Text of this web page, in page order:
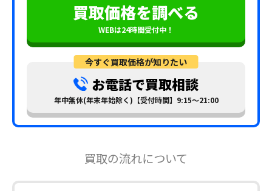
買取価格を調べる
WEBは24時間受付中！
今すぐ買取価格が知りたい
お電話で買取相談
年中無休(年末年始除く)【受付時間】9:15～21:00
買取の流れについて